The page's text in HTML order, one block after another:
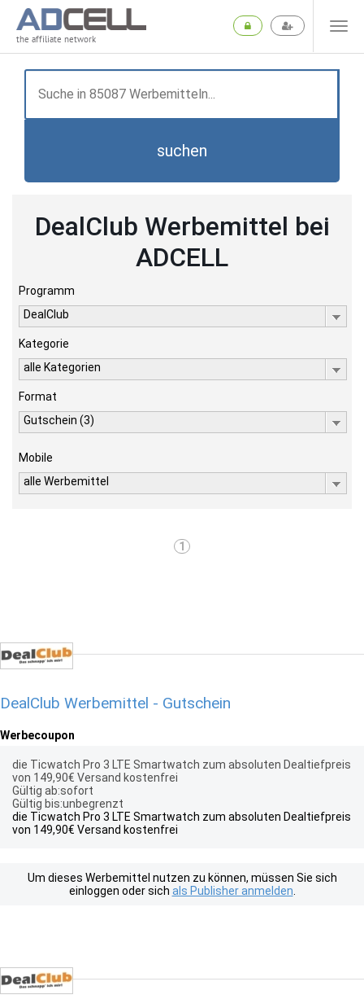
the affiliate network
suchen
DealClub Werbemittel bei
ADCELL
Programm
DealClub
Kategorie
alle Kategorien
Format
Gutschein (3)
Mobile
alle Werbemittel
1
DealClub Werbemittel - Gutschein
Werbecoupon
die Ticwatch Pro 3 LTE Smartwatch zum absoluten Dealtiefpreis
von 149,90€ Versand kostenfrei
Gültig ab:sofort
Gültig bis:unbegrenzt
die Ticwatch Pro 3 LTE Smartwatch zum absoluten Dealtiefpreis
von 149,90€ Versand kostenfrei
Um dieses Werbemittel nutzen zu können, müssen Sie sich
einloggen oder sich als Publisher anmelden